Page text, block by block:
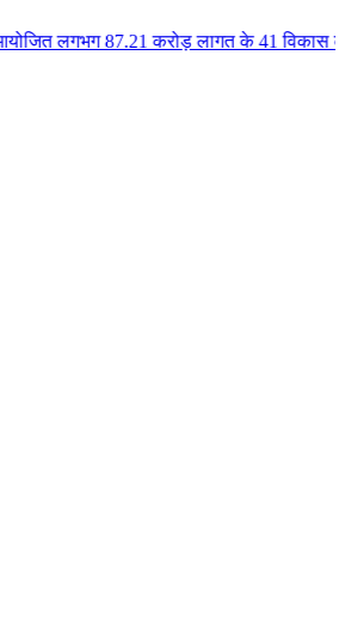
के 41 विकास कार्यों का किया